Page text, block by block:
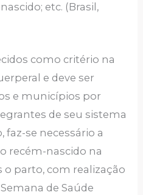
etc. (Brasil,
como critério na
e deve ser
e municípios por
de seu sistema
faz-se necessário a
recém-nascido na
parto, com realização
de Saúde